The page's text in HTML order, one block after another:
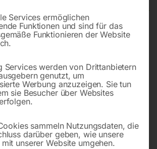
mm
Versand
Wochen
der Service-Gruppen, für die eine
Services ermöglichen
Funktionen und sind für das
Funktionieren der Website
Services werden von Drittanbietern
genutzt, um
Werbung anzuzeigen. Sie tun
sie Besucher über Websites
sammeln Nutzungsdaten, die
darüber geben, wie unsere
mit unserer Website umgehen.